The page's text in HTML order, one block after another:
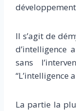
Il s’agit de
d’intelligence
sans
“L’intelligence
La partie la